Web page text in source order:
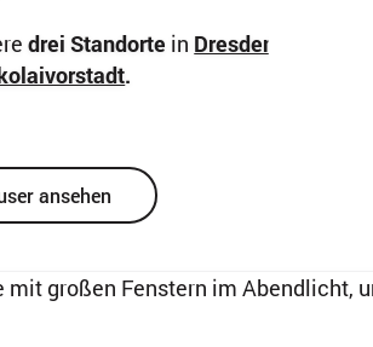
drei Standorte in Dresden-Klotzsche
.
ansehen